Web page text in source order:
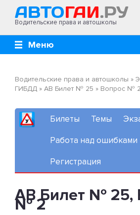
Водительские права и автошколы
Меню
Водительские права и автошколы »
ГИБДД » AB Билет № 25 » Вопрос № 2
Билеты Темы
Работа над ошибками
Регистрация
AB Билет № 25,
№ 2